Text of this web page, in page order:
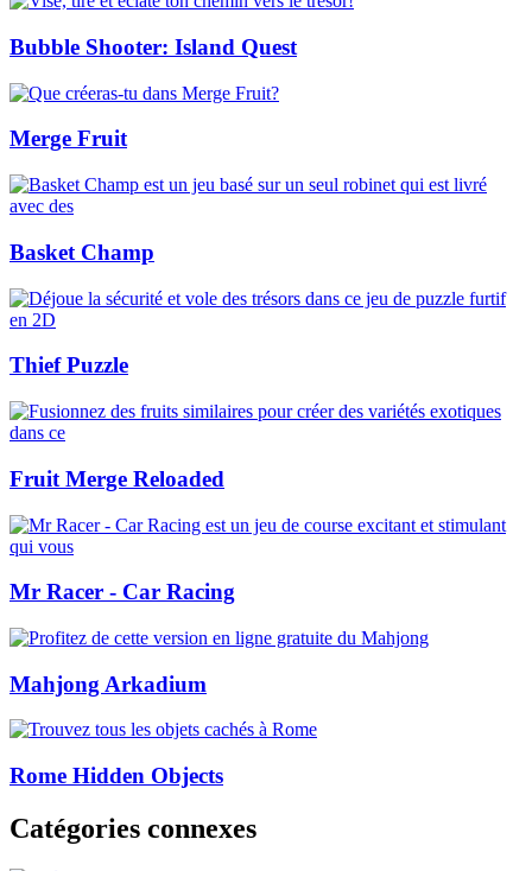
Bubble Shooter: Island Quest
Merge Fruit
Basket Champ
Thief Puzzle
Fruit Merge Reloaded
Mr Racer - Car Racing
Mahjong Arkadium
Rome Hidden Objects
Catégories connexes